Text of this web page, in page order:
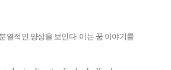
열적인 양상을 보인다. 이는 꿈 이야기를